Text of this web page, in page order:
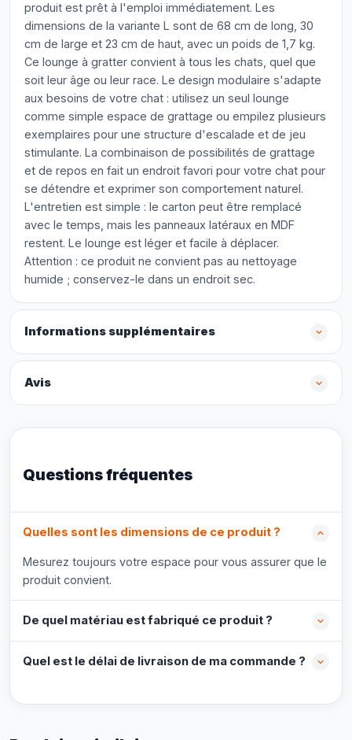
produit est prêt à l'emploi immédiatement. Les
dimensions de la variante L sont de 68 cm de long, 30
cm de large et 23 cm de haut, avec un poids de 1,7 kg.
Ce lounge à gratter convient à tous les chats, quel que
soit leur âge ou leur race. Le design modulaire s'adapte
aux besoins de votre chat : utilisez un seul lounge
comme simple espace de grattage ou empilez plusieurs
exemplaires pour une structure d'escalade et de jeu
stimulante. La combinaison de possibilités de grattage
et de repos en fait un endroit favori pour votre chat pour
se détendre et exprimer son comportement naturel.
L'entretien est simple : le carton peut être remplacé
avec le temps, mais les panneaux latéraux en MDF
restent. Le lounge est léger et facile à déplacer.
Attention : ce produit ne convient pas au nettoyage
humide ; conservez-le dans un endroit sec.
Informations supplémentaires
Avis
Questions fréquentes
Quelles sont les dimensions de ce produit ?
Mesurez toujours votre espace pour vous assurer que le
produit convient.
De quel matériau est fabriqué ce produit ?
Quel est le délai de livraison de ma commande ?